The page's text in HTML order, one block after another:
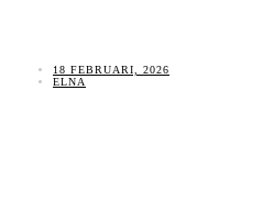
18 FEBRUARI, 2026
ELNA